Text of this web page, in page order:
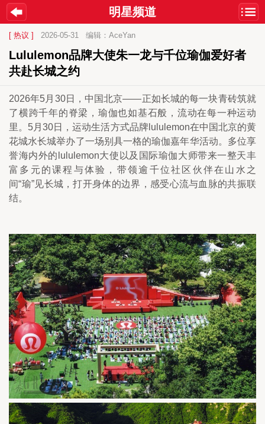
明星频道
[ 热议 ] 2026-05-31 编辑：AceYan
Lululemon品牌大使朱一龙与千位瑜伽爱好者
共赴长城之约
2026年5月30日，中国北京——正如长城的每一块青砖筑就
了横跨千年的脊梁，瑜伽也如基石般，流动在每一种运动
里。5月30日，运动生活方式品牌lululemon在中国北京的黄
花城水长城举办了一场别具一格的瑜伽嘉年华活动。多位享
誉海内外的lululemon大使以及国际瑜伽大师带来一整天丰
富多元的课程与体验，带领逾千位社区伙伴在山水之
间“瑜”见长城，打开身体的边界，感受心流与血脉的共振联
结。